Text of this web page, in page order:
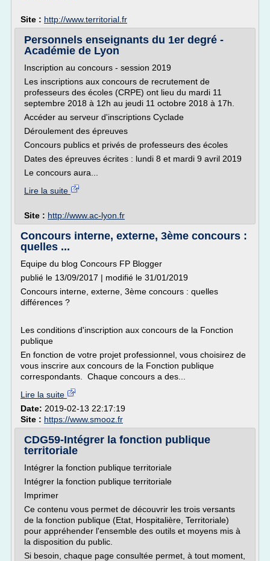
Site : http://www.territorial.fr
Personnels enseignants du 1er degré -
Académie de Lyon
Inscription au concours - session 2019
Les inscriptions aux concours de recrutement de
professeurs des écoles (CRPE) ont lieu du mardi 11
septembre 2018 à 12h au jeudi 11 octobre 2018 à 17h.
Accéder au serveur d'inscriptions Cyclade
Déroulement des épreuves
Concours publics et privés de professeurs des écoles
Dates des épreuves écrites : lundi 8 et mardi 9 avril 2019
Le concours aura...
Lire la suite
Site : http://www.ac-lyon.fr
Concours interne, externe, 3ème concours :
quelles ...
Equipe du blog Concours FP Blogger
publié le 13/09/2017 | modifié le 31/01/2019
Concours interne, externe, 3ème concours : quelles
différences ?
Les conditions d'inscription aux concours de la Fonction
publique
En fonction de votre projet professionnel, vous choisirez de
vous inscrire aux concours de la Fonction publique
correspondants. Chaque concours a des...
Lire la suite
Date: 2019-02-13 22:17:19
Site : https://www.smooz.fr
CDG59-Intégrer la fonction publique
territoriale
Intégrer la fonction publique territoriale
Intégrer la fonction publique territoriale
Imprimer
Ce contenu vous permet de découvrir les trois versants
de la fonction publique (Etat, Hospitalière, Territoriale)
pour appréhender l'ensemble des outils et moyens mis à
la disposition du public.
Si besoin, chaque page consultée permet, à tout moment,